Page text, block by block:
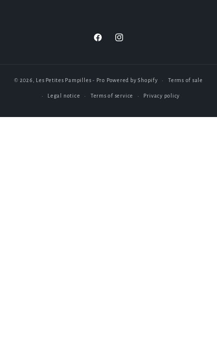
FacebookInstagram
© 2026, Les Petites Pampilles - Pro Powered by Shopify Terms of sale
Legal notice Terms of service Privacy policy